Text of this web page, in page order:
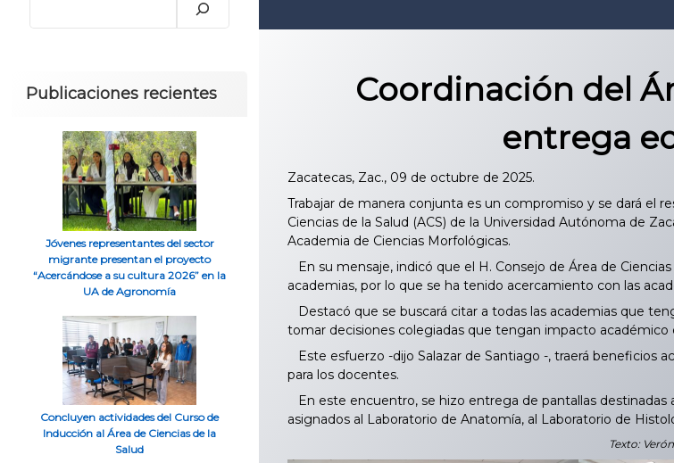
Coordinación del
entrega
Zacatecas, Zac., 09 de octubre de 2025.
Trabajar de manera conjunta es un compromiso y se dará el
Ciencias de la Salud (ACS) de la Universidad Autónoma de
Academia de Ciencias Morfológicas.
En su mensaje, indicó que el H. Consejo de Área de
academias, por lo que se ha tenido acercamiento con las
Destacó que se buscará citar a todas las academias que
tomar decisiones colegiadas que tengan impacto académico
Este esfuerzo -dijo Salazar de Santiago -, traerá beneficios
para los docentes.
En este encuentro, se hizo entrega de pantallas
asignados al Laboratorio de Anatomía, al Laboratorio de
Texto:
Publicaciones recientes
Jóvenes representantes del sector
migrante presentan el proyecto
“Acercándose a su cultura 2026” en la
UA de Agronomía
Concluyen actividades del Curso de
Inducción al Área de Ciencias de la
Salud